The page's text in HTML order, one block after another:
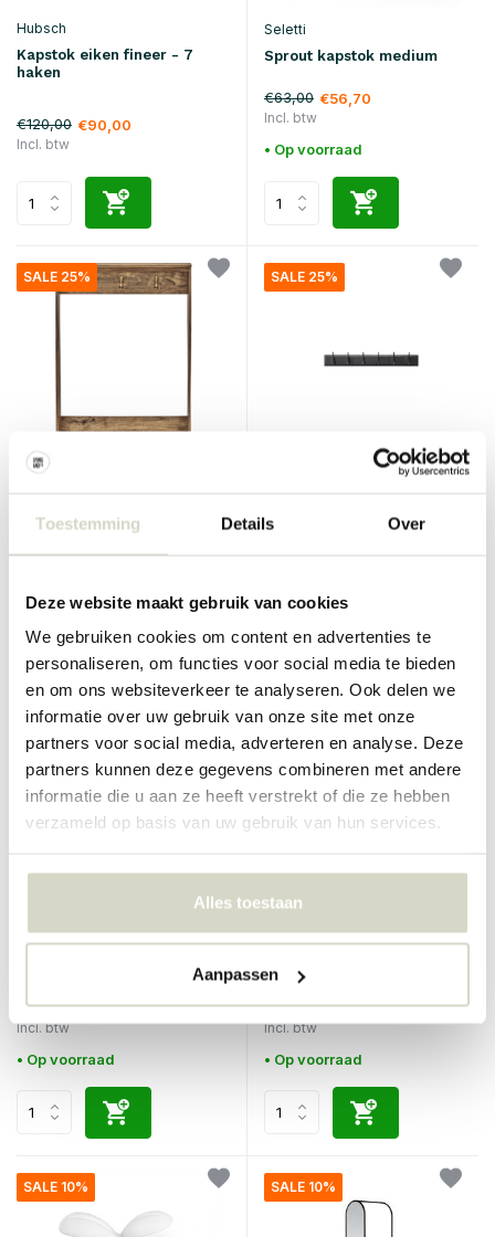
Toestemming Details Over
Deze website maakt gebruik van cookies
We gebruiken cookies om content en advertenties te
personaliseren, om functies voor social media te bieden
en om ons websiteverkeer te analyseren. Ook delen we
informatie over uw gebruik van onze site met onze
partners voor social media, adverteren en analyse. Deze
partners kunnen deze gegevens combineren met andere
informatie die u aan ze heeft verstrekt of die ze hebben
verzameld op basis van uw gebruik van hun services.
Alles toestaan
Aanpassen
Hubsch
Kapstok eiken fineer - 7
haken
€120,00 €90,00
Incl. btw
Seletti
Sprout kapstok medium
€63,00 €56,70
Incl. btw
• Op voorraad
SALE 25%
• Op voorraad
SALE 25%
zwart
SALE 10%
Sprout kapstok gekleurd
€71,00 €63,90
Incl. btw
• Op voorraad
SALE 25%
Sate kapstok
€139,00 €104,25
Incl. btw
• Op voorraad
SALE 10% SALE 10%